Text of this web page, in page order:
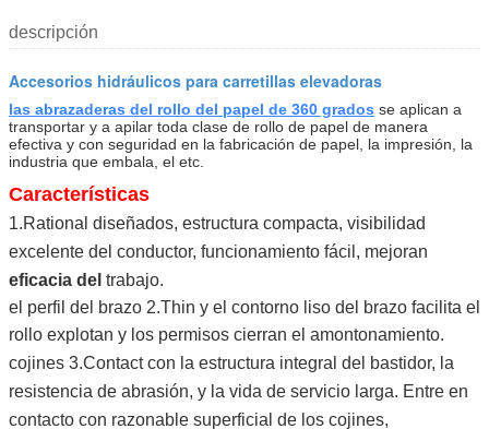
descripción
Accesorios hidráulicos para carretillas elevadoras
las abrazaderas del rollo del papel de 360 grados se aplican a
transportar y a apilar toda clase de rollo de papel de manera
efectiva y con seguridad en la fabricación de papel, la impresión, la
industria que embala, el etc.
Características
1.Rational diseñados, estructura compacta, visibilidad
excelente del conductor, funcionamiento fácil, mejoran
eficacia del trabajo.
el perfil del brazo 2.Thin y el contorno liso del brazo facilita el
rollo explotan y los permisos cierran el amontonamiento.
cojines 3.Contact con la estructura integral del bastidor, la
resistencia de abrasión, y la vida de servicio larga. Entre en
contacto con razonable superficial de los cojines,